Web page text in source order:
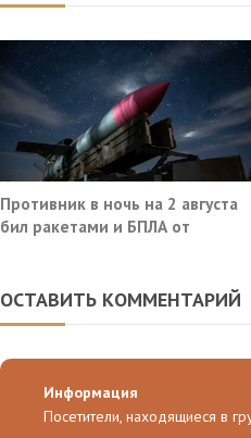
Противник в ночь на 2 августа
бил ракетами и БПЛА от
ОСТАВИТЬ КОММЕНТАРИЙ
Информация
Посетители, находящиеся в